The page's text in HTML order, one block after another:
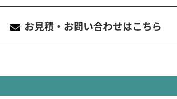
お見積・お問い合わせはこちら